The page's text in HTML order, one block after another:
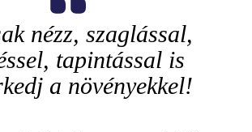
nézz, szaglással,
tapintással is
a növényekkel!